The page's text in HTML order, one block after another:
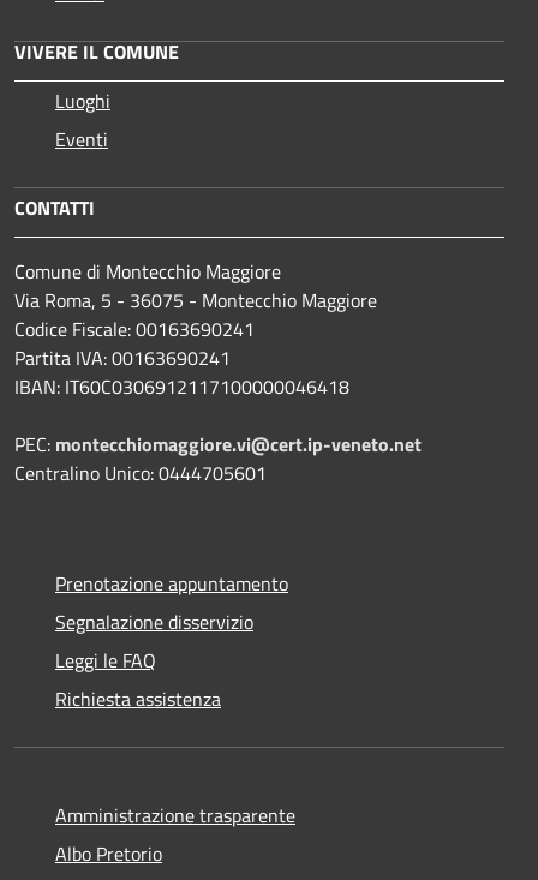
VIVERE IL COMUNE
Luoghi
Eventi
CONTATTI
Comune di Montecchio Maggiore
Via Roma, 5 - 36075 - Montecchio Maggiore
Codice Fiscale: 00163690241
Partita IVA: 00163690241
IBAN: IT60C0306912117100000046418
PEC: montecchiomaggiore.vi@cert.ip-veneto.net
Centralino Unico: 0444705601
Prenotazione appuntamento
Segnalazione disservizio
Leggi le FAQ
Richiesta assistenza
Amministrazione trasparente
Albo Pretorio